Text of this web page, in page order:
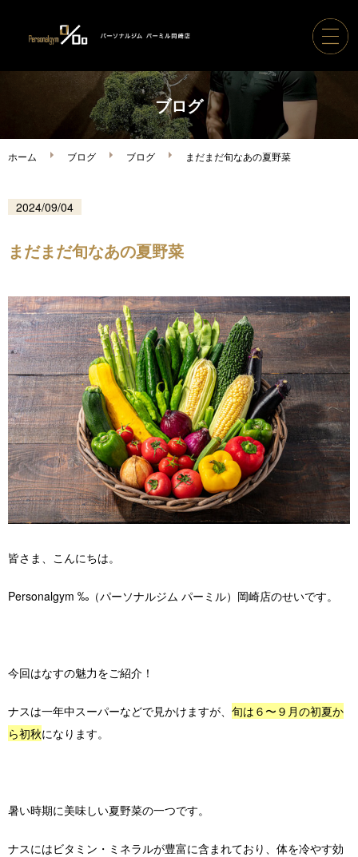
ホーム
パーソナルジムパーミル
ご利用の流れ
店舗紹介 / アクセス
よくあるご質問
お役立ちブログ
無料体験お申し込み
ブログ
ホーム ブログ ブログ まだまだ旬なあの夏野菜
2024/09/04
まだまだ旬なあの夏野菜
皆さま、こんにちは。
Personalgym ‰（パーソナルジム パーミル）岡崎店のせいです。
今回はなすの魅力をご紹介！
ナスは一年中スーパーなどで見かけますが、 旬は６〜９月の初夏か
ら初秋になります。
暑い時期に美味しい夏野菜の一つです。
ナスにはビタミン・ミネラルが豊富に含まれており、体を冷やす効